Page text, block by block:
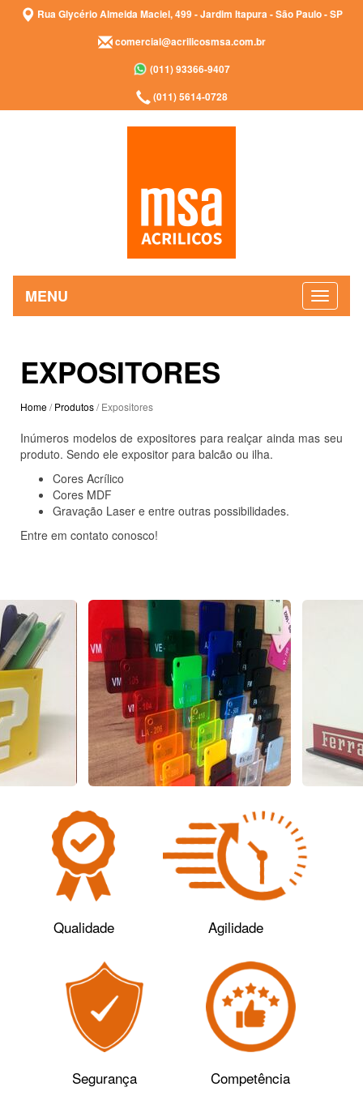
Rua Glycério Almeida Maciel, 499 - Jardim Itapura - São Paulo - SP
comercial@acrilicosmsa.com.br
(011) 93366-9407
(011) 5614-0728
MENU
EXPOSITORES
Home/Produtos/ Expositores
Inúmeros modelos de expositores para realçar ainda mas seu
produto. Sendo ele expositor para balcão ou ilha.
Cores Acrílico
Cores MDF
Gravação Laser e entre outras possibilidades.
Entre em contato conosco!
Qualidade Agilidade
Segurança Competência